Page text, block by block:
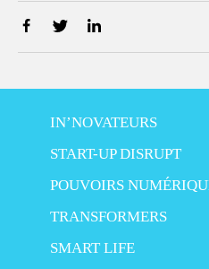
IN’NOVATEURS
START-UP DISRUPT
POUVOIRS
TRANSFORMERS
SMART LIFE